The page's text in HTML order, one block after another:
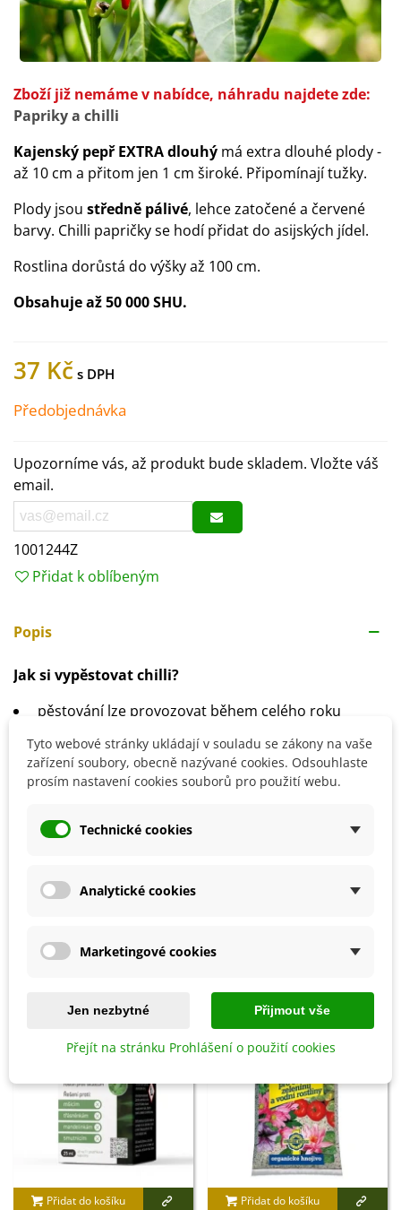
Zboží již nemáme v nabídce, náhradu najdete zde:
Papriky a chilli
Kajenský pepř EXTRA dlouhý má extra dlouhé plody -
až 10 cm a přitom jen 1 cm široké. Připomínají tužky.
Plody jsou středně pálivé, lehce zatočené a červené
barvy. Chilli papričky se hodí přidat do asijských jídel.
Rostlina dorůstá do výšky až 100 cm.
Obsahuje až 50 000 SHU.
37 Kč
Předobjednávka
Upozorníme vás, až produkt bude skladem. Vložte váš
email.
1001244Z
Přidat k oblíbeným
Popis
Jak si vypěstovat chilli?
pěstování lze provozovat během celého roku
zahrádce, jinak do květináče
stanoviště- kuchyňský parapet - aspoň je budeme
Detaily produktu
SOUVISEJÍCÍ PRODUKTY
Přidat do košíku Přidat do košíku
Tyto webové stránky ukládají v souladu se zákony na vaše
zařízení soubory, obecně nazývané cookies. Odsouhlaste
prosím nastavení cookies souborů pro použití webu.
Technické cookies
Analytické cookies
Marketingové cookies
Jen nezbytné Přijmout vše
Přejít na stránku Prohlášení o použití cookies